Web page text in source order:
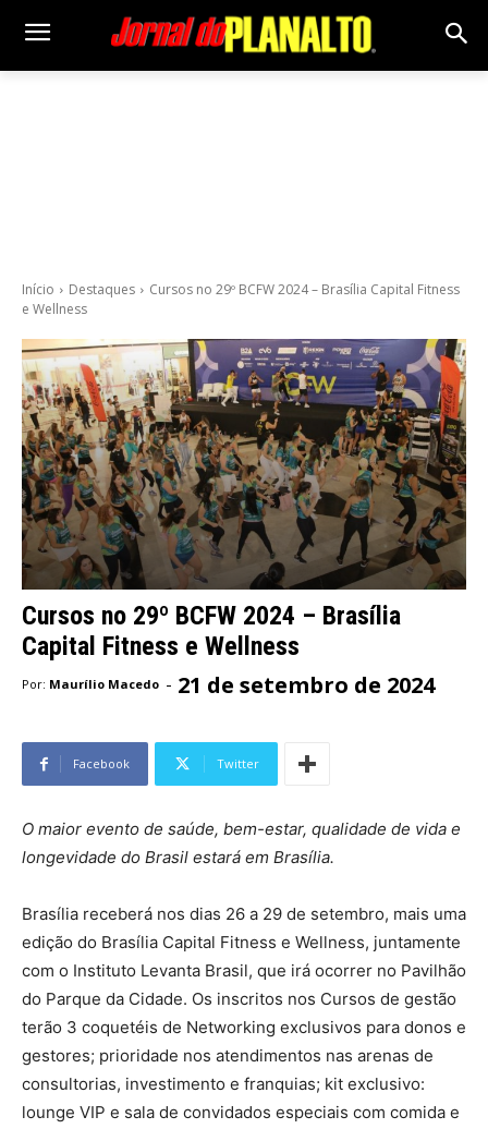
Início Destaques
Cursos no 29º BCFW 2024 – Brasília Capital Fitness
e Wellness
Cursos no 29º BCFW 2024 – Brasília
Capital Fitness e Wellness
Por: Maurílio Macedo - 21 de setembro de 2024
Facebook Twitter
O maior evento de saúde, bem-estar, qualidade de vida e
longevidade do Brasil estará em Brasília.
Brasília receberá nos dias 26 a 29 de setembro, mais uma
edição do Brasília Capital Fitness e Wellness, juntamente
com o Instituto Levanta Brasil, que irá ocorrer no Pavilhão
do Parque da Cidade. Os inscritos nos Cursos de gestão
terão 3 coquetéis de Networking exclusivos para donos e
gestores; prioridade nos atendimentos nas arenas de
consultorias, investimento e franquias; kit exclusivo:
lounge VIP e sala de convidados especiais com comida e